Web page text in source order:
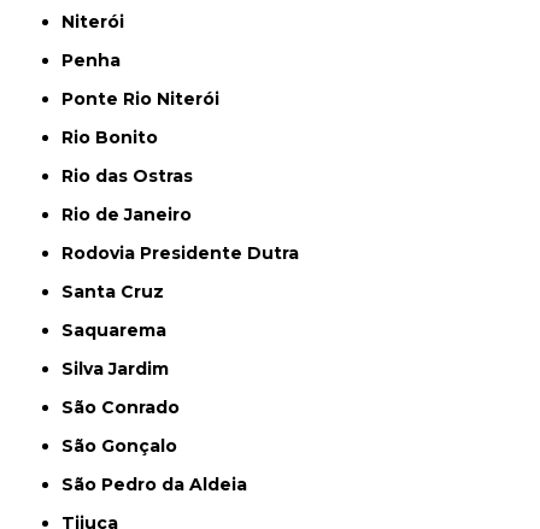
Niterói
Penha
Ponte Rio Niterói
Rio Bonito
Rio das Ostras
Rio de Janeiro
Rodovia Presidente Dutra
Santa Cruz
Saquarema
Silva Jardim
São Conrado
São Gonçalo
São Pedro da Aldeia
Tijuca